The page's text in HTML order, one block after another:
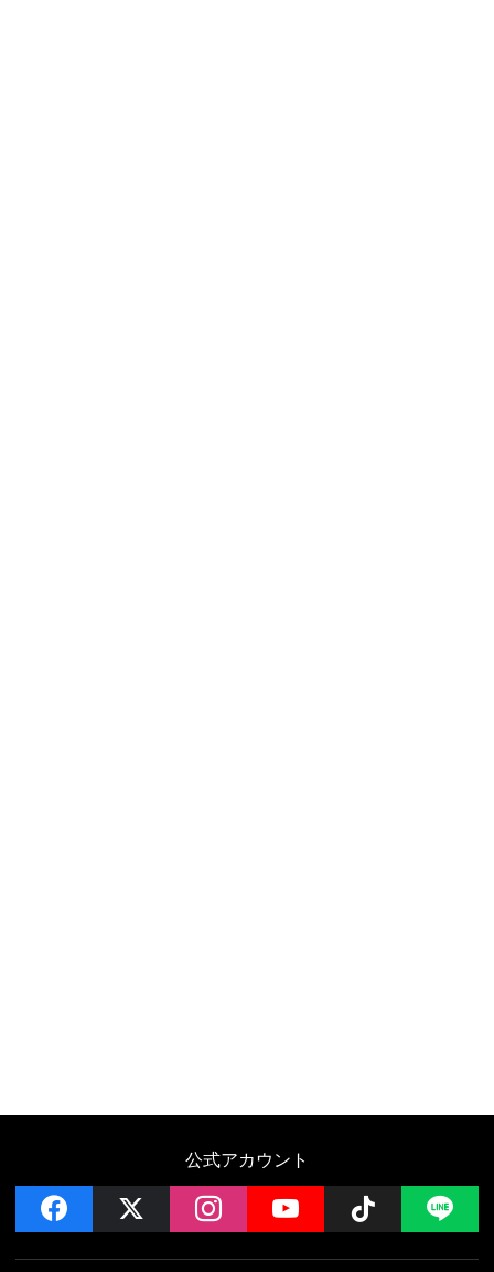
公式アカウント
facebook instagramYouTube Follow